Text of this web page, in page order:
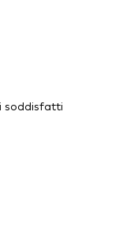
soddisfatti